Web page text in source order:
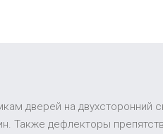
дверей на
Также дефлекторы